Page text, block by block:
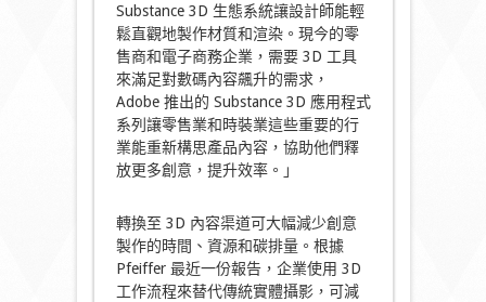
Substance 3D 生態系統讓設計師能輕
鬆直觀地製作材質和渲染。現今的零
售商和電子商務企業，需要 3D 工具
來滿足對數碼內容飆升的需求，
Adobe 推出的 Substance 3D 應用程式
系列讓零售業和時裝業這些重要的行
業能重新構思產品內容，協助他們釋
放更多創意，提升效率。」
轉換至 3D 內容渠道可大幅減少創意
製作的時間、資源和碳排量。根據
Pfeiffer 最近一份報告，企業使用 3D
工作流程來替代傳統實體攝影，可減